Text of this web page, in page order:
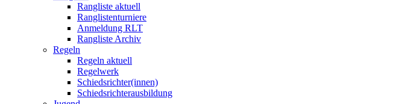
Rangliste aktuell
Ranglistenturniere
Anmeldung RLT
Rangliste Archiv
Regeln
Regeln aktuell
Regelwerk
Schiedsrichter(innen)
Schiedsrichterausbildung